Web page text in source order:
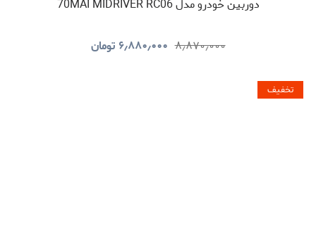
دوربین خودرو مدل 70MAI MIDRIVER RC06
۸٫۸۷۰٫۰۰۰ ۶٫۸۸۰٫۰۰۰ تومان
تخفیف